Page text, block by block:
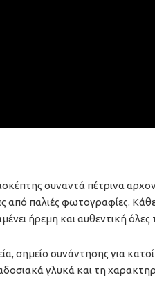
συναντά πέτρινα
από παλιές φωτογραφίες.
ήρεμη και αυθεντική όλες
σημείο συνάντησης για
γλυκά και τη